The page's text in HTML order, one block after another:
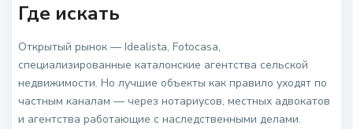
Где искать
Открытый рынок — Idealista, Fotocasa,
специализированные каталонские агентства сельской
недвижимости. Но лучшие объекты как правило уходят по
частным каналам — через нотариусов, местных адвокатов
и агентства работающие с наследственными делами.